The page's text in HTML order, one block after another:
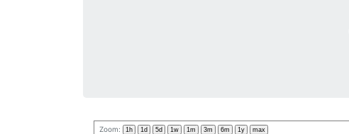
Zoom: 1h 1d 5d 1w 1m 3m 6m 1y max